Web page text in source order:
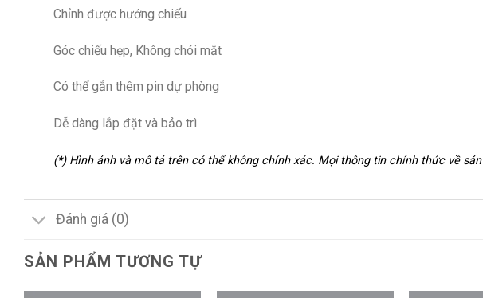
Chỉnh được hướng chiếu
Góc chiếu hẹp, Không chói mắt
Có thể gắn thêm pin dự phòng
Dễ dàng lắp đặt và bảo trì
(*) Hình ảnh và mô tả trên có thể không chính xác. Mọi thông tin chính thức về
Đánh giá (0)
SẢN PHẨM TƯƠNG TỰ